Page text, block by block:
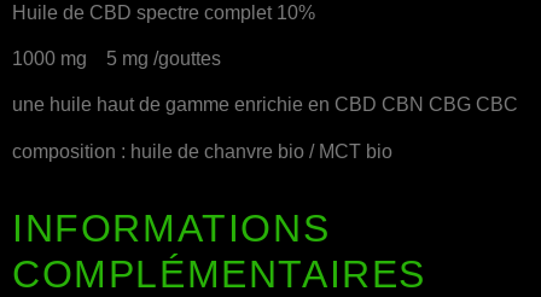
Huile de CBD spectre complet 10%
1000 mg 5 mg /gouttes
une huile haut de gamme enrichie en CBD CBN CBG CBC
composition : huile de chanvre bio / MCT bio
INFORMATIONS
COMPLÉMENTAIRES